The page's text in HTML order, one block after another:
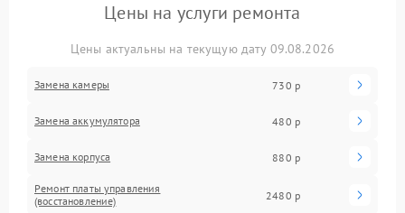
Цены на услуги ремонта
Цены актуальны на текущую дату 09.08.2026
Замена камеры 730 р
Замена аккумулятора 480 р
Замена корпуса 880 р
Ремонт платы управления
(восстановление)
2480 р